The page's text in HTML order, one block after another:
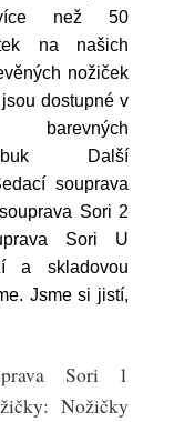
než 50
na našich
nožiček
dostupné v
Další
souprava
Sori 2
Sori U
a skladovou
Jsme si jistí,
Sori 1
Nožičky